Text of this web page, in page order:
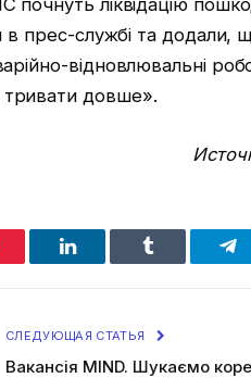
в прес-службі та додали,
відновлювальні
довше».
LinkedIn Tumblr
СЛЕДУЮЩАЯ СТАТЬЯ
Вакансія MIND. Шукаємо